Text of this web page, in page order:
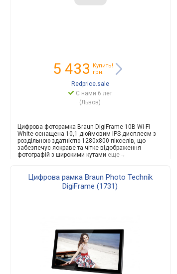
5 433
Купить!
грн.
Redprice.sale
С нами 6 лет
(Львов)
Цифрова фоторамка Braun DigiFrame 10B Wi-Fi
White оснащена 10,1-дюймовим IPS-дисплеєм з
роздільною здатністю 1280x800 пікселів, що
забезпечує яскраве та чітке відображення
фотографій з широкими кутами еще→
Цифрова рамка Braun Photo Technik
DigiFrame (1731)